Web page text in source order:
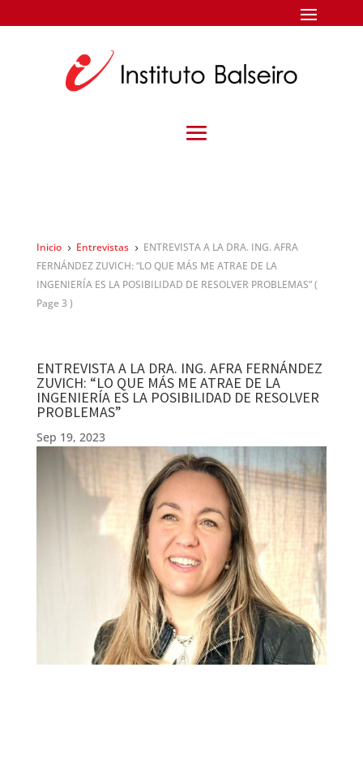
Inicio 5 Entrevistas 5
ENTREVISTA A LA DRA. ING. AFRA
FERNÁNDEZ ZUVICH: “LO QUE MÁS ME ATRAE DE LA
INGENIERÍA ES LA POSIBILIDAD DE RESOLVER PROBLEMAS”(
Page 3 )
ENTREVISTA A LA DRA. ING. AFRA FERNÁNDEZ
ZUVICH: “LO QUE MÁS ME ATRAE DE LA
INGENIERÍA ES LA POSIBILIDAD DE RESOLVER
PROBLEMAS”
Sep 19, 2023